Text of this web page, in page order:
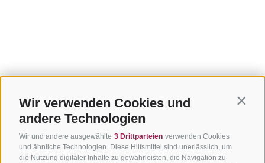
Wir verwenden Cookies und
andere Technologien
Wir und andere ausgewählte 3 Drittparteien verwenden Cookies
und ähnliche Technologien. Diese Hilfsmittel sind unerlässlich, um
die Nutzung digitaler Inhalte zu gewährleisten, die Navigation zu